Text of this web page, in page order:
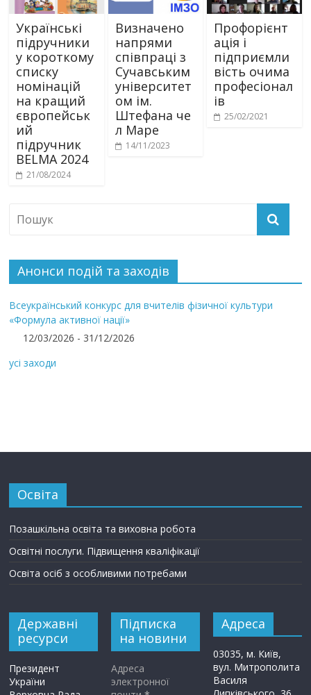
Українські
підручники
у короткому
списку
номінацій
на кращий
європейськ
ий
підручник
BELMA 2024
21/08/2024
Визначено
напрями
співпраці з
Сучавським
університет
ом ім.
Штефана че
л Маре
14/11/2023
Профорієнт
ація і
підприємли
вість очима
професіонал
ів
25/02/2021
Анонси подій та заходів
Всеукраїнський конкурс для вчителів фізичної культури
«Формула активної нації»
12/03/2026 - 31/12/2026
усі заходи
Освіта
Позашкільна освіта та виховна робота
Освітні послуги. Підвищення кваліфікації
Освіта осіб з особливими потребами
Державні
ресурси
Президент
України
Підписка
на новини
Адреса
электронної
Адреса
03035, м. Київ,
вул. Митрополита
Василя